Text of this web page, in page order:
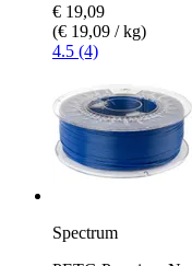
€ 19,09
(€ 19,09 / kg)
4.5 (4)
Spectrum